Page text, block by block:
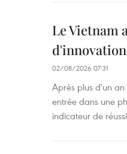
Le Vietnam
d'innovation
02/08/2026 07:31
Après plus d'un
entrée dans une
indicateur de